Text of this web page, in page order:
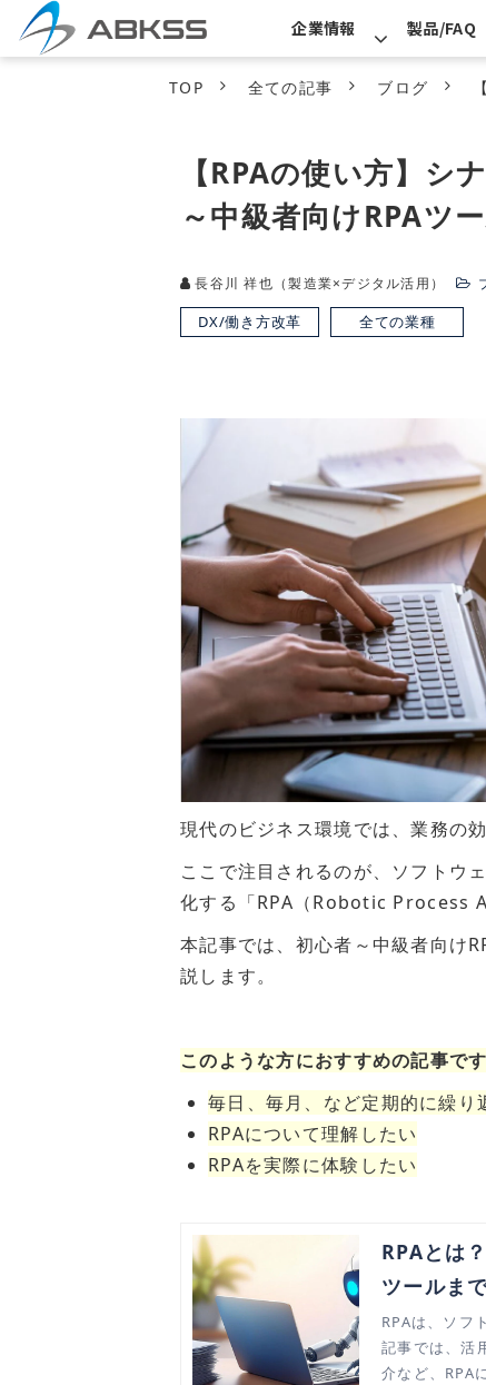
企業情報 製品/FAQ
TOP 全ての記事 ブログ
【RPAの使い方】シ
～中級者向けRPAツ
長谷川 祥也（製造業×デジタル活用）
DX/働き方改革 全ての業種
現代のビジネス環境では、業務の
ここで注目されるのが、ソフトウ
化する「RPA（Robotic Process
本記事では、初心者～中級者向け
説します。
このような方におすすめの記事です
毎日、毎月、など定期的に繰
RPAについて理解したい
RPAを実際に体験したい
RPAとは
ツールま
RPAは、ソフ
記事では、活
介など、RPA